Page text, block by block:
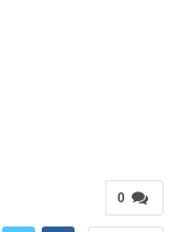
0